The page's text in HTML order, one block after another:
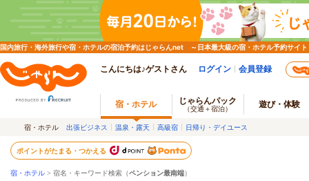
国内旅行・海外旅行や宿・ホテルの宿泊予約はじゃらんnet ～日本最大級の宿・ホテル予約サイト
こんにちは♪ゲストさん ログイン 会員登録
宿・ホテル じゃらんパック
（交通＋宿泊） 遊び・体験
宿・ホテル 出張ビジネス 温泉・露天 高級宿 日帰り・デイユース
ポイントがたまる・つかえる
宿・ホテル > 宿名・キーワード検索（ペンション最南端）